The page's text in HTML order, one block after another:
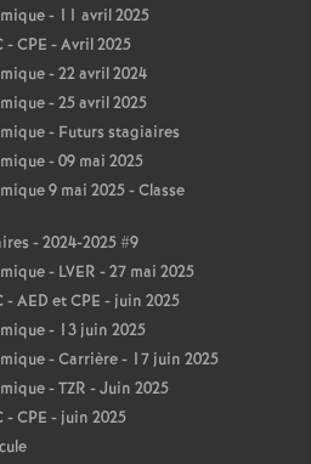
- 11 avril 2025
CPE - Avril 2025
- 22 avril 2024
- 25 avril 2025
- Futurs stagiaires
- 09 mai 2025
9 mai 2025 - Classe
- 2024-2025 #9
- LVER - 27 mai 2025
AED et CPE - juin 2025
- 13 juin 2025
- Carrière - 17 juin 2025
- TZR - Juin 2025
CPE - juin 2025